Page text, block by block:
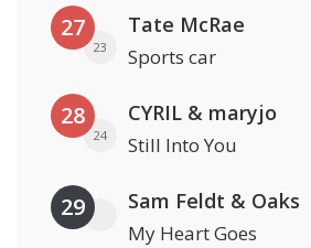
27
23
Tate McRae
Sports car
28
24
CYRIL & maryjo
Still Into You
29 Sam Feldt & Oaks
My Heart Goes